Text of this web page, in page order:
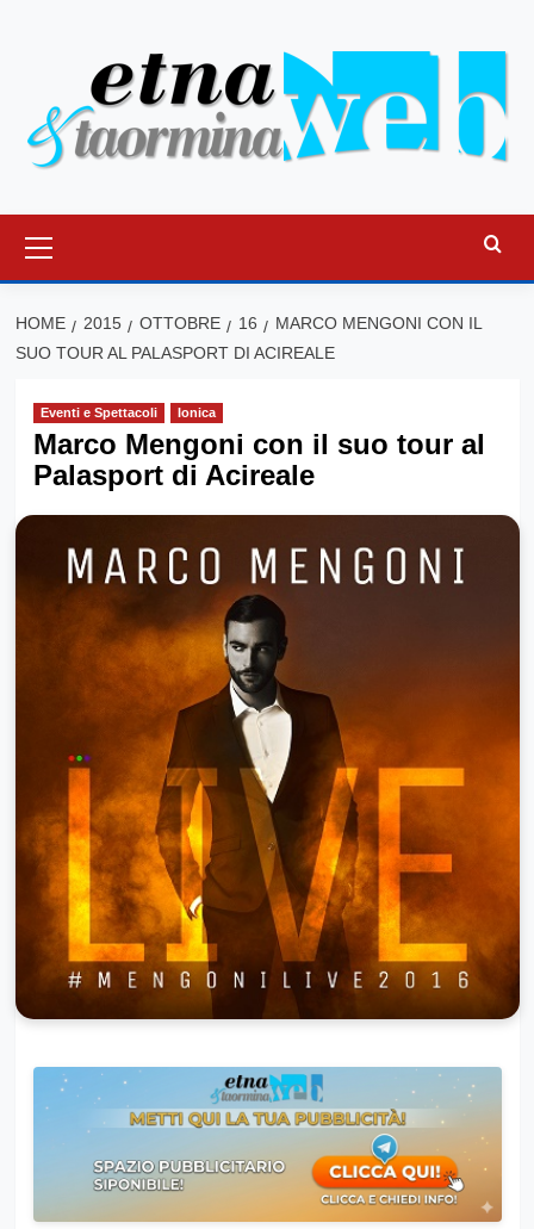
principale
HOME 2015 OTTOBRE 16
MARCO MENGONI CON IL
SUO TOUR AL PALASPORT DI ACIREALE
Eventi e Spettacoli Ionica
Marco Mengoni con il suo tour al
Palasport di Acireale